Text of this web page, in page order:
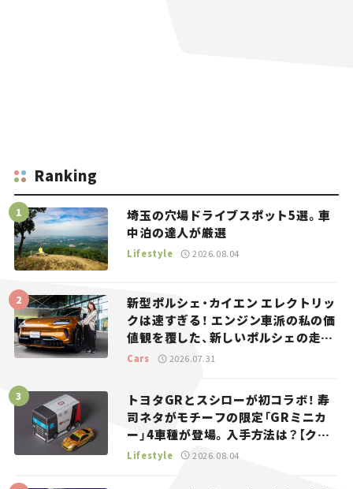
Ranking
埼玉の穴場ドライブスポット5選。車
中泊の達人が厳選
Lifestyle 2026.08.04
新型ポルシェ・カイエン エレクトリッ
クは速すぎる！ エンジン車派の私の価
値観を覆した、新しいポルシェの走
り。
Cars 2026.07.31
トヨタGRとスシローが初コラボ！ 寿
司ネタがモチーフの限定「GRミニカ
ー」4車種が登場。入手方法は？【クル
マとホビー】
Lifestyle 2026.08.04